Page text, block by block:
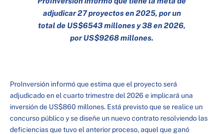
adjudicar 27 proyectos en 2025, por un
total de US$6543 millones y 38 en 2026,
por US$9268 millones.
ProInversión informó que estima que el proyecto será
adjudicado en el cuarto trimestre del 2026 e implicará una
inversión de US$860 millones. Está previsto que se realice un
concurso público y se diseñe un nuevo contrato resolviendo las
deficiencias que tuvo el anterior proceso, aquel que ganó